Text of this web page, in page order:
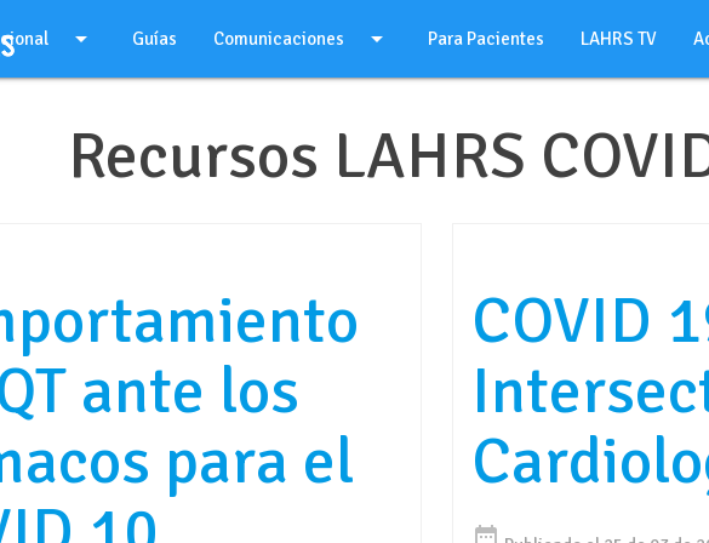
arrow_drop_down Guías Comunicaciones arrow_drop_down Para Pacientes LAHRS TV
Recursos LAHRS
ante los
para el
COVID
date_range